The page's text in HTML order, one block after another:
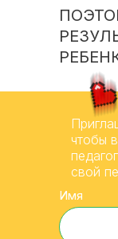
чтобы
свой
Имя